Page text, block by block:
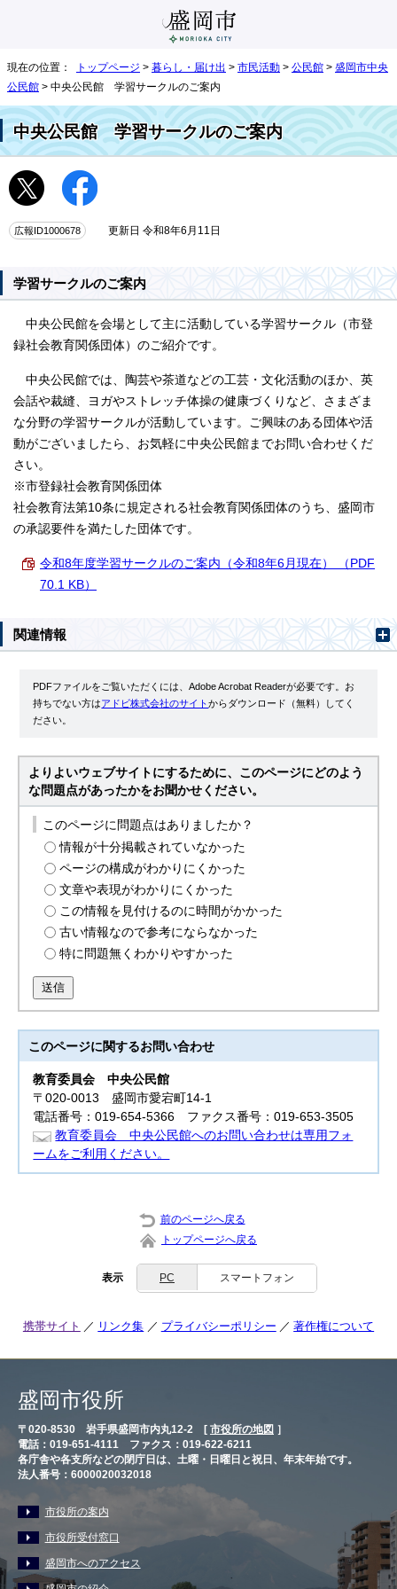
現在の位置： トップページ > 暮らし・届け出 > 市民活動 > 公民館 > 盛岡市中央
公民館 > 中央公民館 学習サークルのご案内
中央公民館 学習サークルのご案内
広報ID1000678 更新日 令和8年6月11日
学習サークルのご案内
中央公民館を会場として主に活動している学習サークル（市登
録社会教育関係団体）のご紹介です。
中央公民館では、陶芸や茶道などの工芸・文化活動のほか、英
会話や裁縫、ヨガやストレッチ体操の健康づくりなど、さまざま
な分野の学習サークルが活動しています。ご興味のある団体や活
動がございましたら、お気軽に中央公民館までお問い合わせくだ
さい。
※市登録社会教育関係団体
社会教育法第10条に規定される社会教育関係団体のうち、盛岡市
の承認要件を満たした団体です。
令和8年度学習サークルのご案内（令和8年6月現在） （PDF
70.1 KB）
関連情報
PDFファイルをご覧いただくには、Adobe Acrobat Readerが必要です。お
持ちでない方はアドビ株式会社のサイトからダウンロード（無料）してく
ださい。
よりよいウェブサイトにするために、このページにどのよう
な問題点があったかをお聞かせください。
このページに問題点はありましたか？
情報が十分掲載されていなかった
ページの構成がわかりにくかった
文章や表現がわかりにくかった
この情報を見付けるのに時間がかかった
古い情報なので参考にならなかった
特に問題無くわかりやすかった
送信
このページに関するお問い合わせ
教育委員会中央公民館
〒020-0013 盛岡市愛宕町14-1
電話番号：019-654-5366 ファクス番号：019-653-3505
教育委員会 中央公民館へのお問い合わせは専用フォ
ームをご利用ください。
前のページへ戻る
トップページへ戻る
表示 PC スマートフォン
携帯サイト リンク集 プライバシーポリシー 著作権について
盛岡市役所
〒020-8530 岩手県盛岡市内丸12-2 [ 市役所の地図 ］
電話：019-651-4111 ファクス：019-622-6211
各庁舎や各支所などの閉庁日は、土曜・日曜日と祝日、年末年始です。
法人番号：6000020032018
市役所の案内
市役所受付窓口
盛岡市へのアクセス